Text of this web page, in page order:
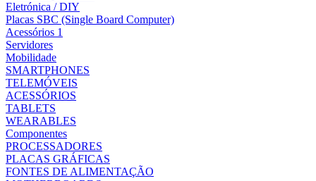
Eletrónica / DIY
Placas SBC (Single Board Computer)
Acessórios 1
Servidores
Mobilidade
SMARTPHONES
TELEMÓVEIS
ACESSÓRIOS
TABLETS
WEARABLES
Componentes
PROCESSADORES
PLACAS GRÁFICAS
FONTES DE ALIMENTAÇÃO